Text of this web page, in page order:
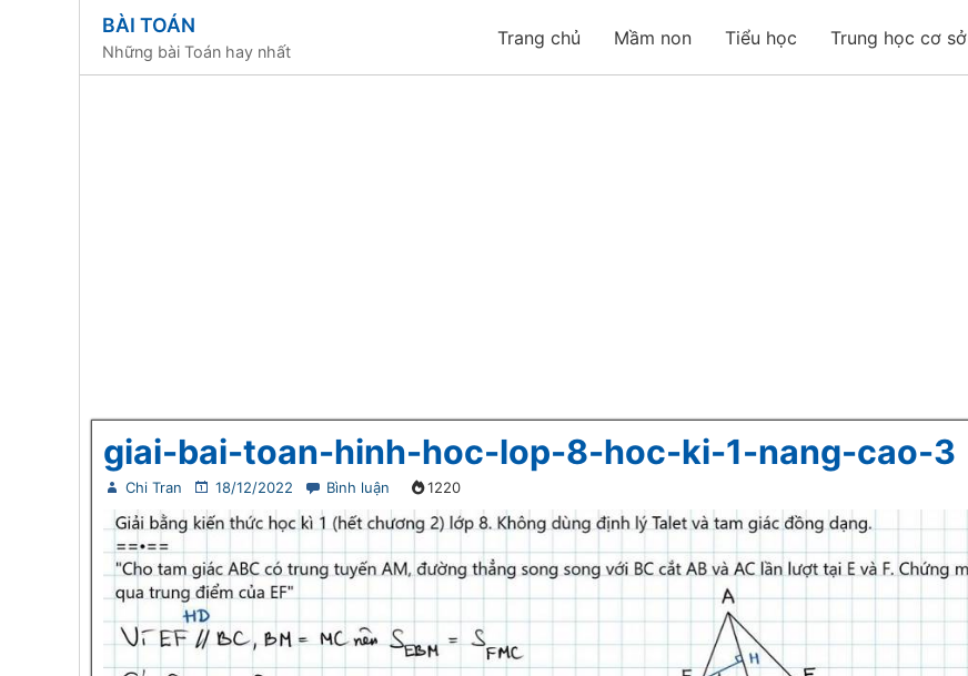
BÀI TOÁN
Những bài Toán hay nhất
Trang chủ Mầm non Tiểu học Trung học cơ sở
giai-bai-toan-hinh-hoc-lop-8-hoc-ki-1-nang-cao-3
Chi Tran 18/12/2022 Bình luận 1220